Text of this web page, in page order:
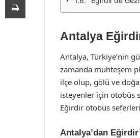
Antalya
Antalya, Türkiye’nin
zamanda muhteşem
ilçe olup, gölü ve
isteyenler için otobüs
Eğirdir otobüs
Antalya’dan